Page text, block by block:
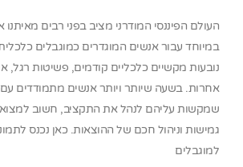
העולם הפיננסי המודרני מציב בפני רבים
במיוחד עבור אנשים המוגדרים כמוגבלים
נובעות מקשיים כלכליים קודמים, פשיטות רגל,
אחרות. בשעה שיותר ויותר אנשים מתמודדים עם
שמקשות עליהם לנהל את התקציב, חשוב
גמישות וניהול חכם של ההוצאות. כאן נכנס
למוגבלים